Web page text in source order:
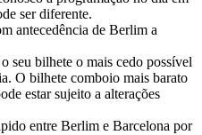
ser diferente.
antecedência de Berlim a
seu bilhete o mais cedo possível
O bilhete comboio mais barato
estar sujeito a alterações
entre Berlim e Barcelona por